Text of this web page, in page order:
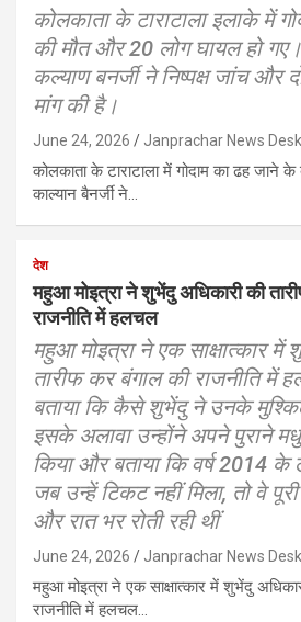
कोलकाता के टाराटाला इलाके में
की मौत और 20 लोग घायल हो
कल्याण बनर्जी ने निष्पक्ष जांच और
मांग की है।
June 24, 2026 Janprachar News Desk
कोलकाता के टाराटाला में गोदाम का ढह जाने
काल्यान बैनर्जी ने…
देश
महुआ मोइत्रा ने शुभेंदु अधिकारी की
राजनीति में हलचल
महुआ मोइत्रा ने एक साक्षात्कार में
तारीफ कर बंगाल की राजनीति में
बताया कि कैसे शुभेंदु ने उनके
इसके अलावा उन्होंने अपने पुराने
किया और बताया कि वर्ष 2014 के
जब उन्हें टिकट नहीं मिला, तो वे
और रात भर रोती रही थीं
June 24, 2026 Janprachar News Desk
महुआ मोइत्रा ने एक साक्षात्कार में शुभेंदु
राजनीति में हलचल…